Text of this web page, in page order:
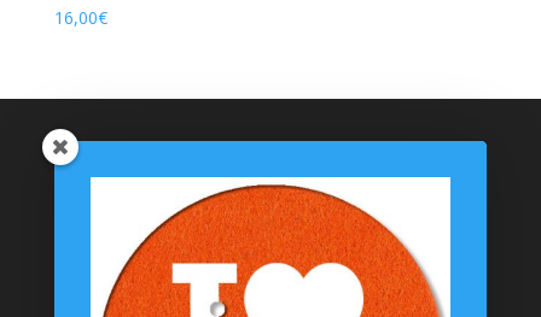
16,00€
Catégories de produits
Coussinets Personnalisés
T-shirts
Chaussettes